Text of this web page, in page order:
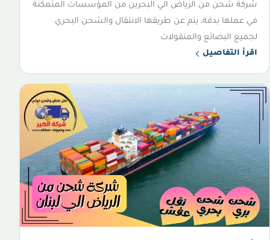
شركة شحن من الرياض الي البحرين من المؤسسات المتمكنة
في عملها بدقة، يتم عن طريقها الانتقال والشحن البحري
لجميع البضائع والمنقولات
اقرأ التفاصيل